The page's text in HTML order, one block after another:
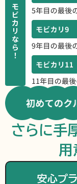
モ
ビ
カ
リ
な
ら
！
さらに手
用
安心プ